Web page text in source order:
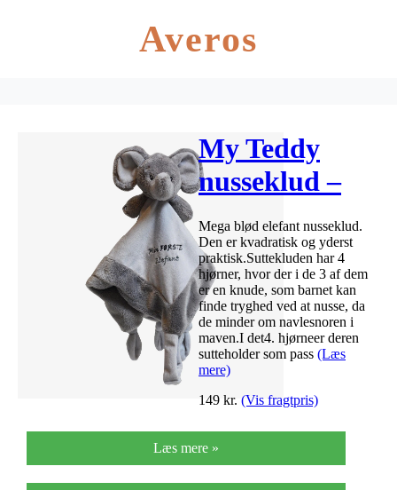
Averos
My Teddy
nusseklud –
“Min første
elefant” – Grå
Mega blød elefant nusseklud.
Den er kvadratisk og yderst
praktisk.Suttekluden har 4
hjørner, hvor der i de 3 af dem
er en knude, som barnet kan
finde tryghed ved at nusse, da
de minder om navlesnoren i
maven.I det4. hjørneer deren
sutteholder som pass (Læs
mere)
149 kr. (Vis fragtpris)
Læs mere »